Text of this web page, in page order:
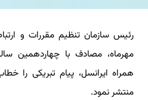
خدمات ما
درباره ما
آموزش
مهرماه، مصادف با چهاردهمین
همراه ایرانسل، پیام تبریكی را
منتشر نمود.